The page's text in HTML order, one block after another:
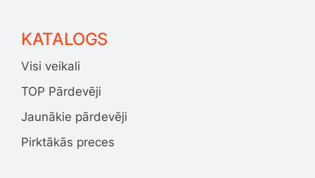
KATALOGS
Visi veikali
TOP Pārdevēji
Jaunākie pārdevēji
Pirktākās preces